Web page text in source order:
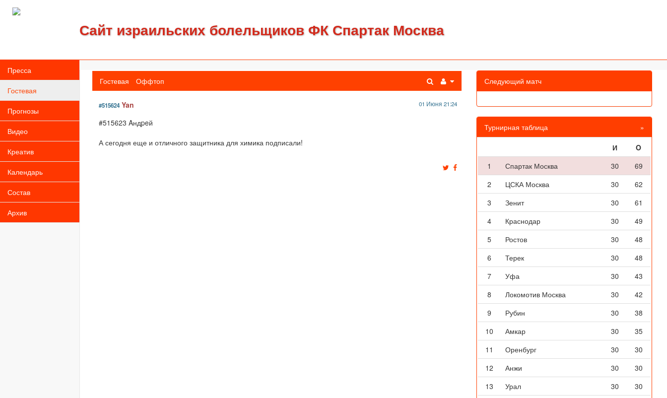
Сайт израильских болельщиков ФК Спартак Москва
Пресса
Гостевая
Прогнозы
Видео
Креатив
Календарь
Состав
Архив
Гостевая Оффтоп
#515624 Yan 01 Июня 21:24
#515623 Aндpeй
А сегодня еще и отличного защитника для химика подписали!
Следующий матч
Турнирная таблица »
И
O
1
Спартак Москва 30
69
2
ЦСКА Москва 30
62
3
Зенит 30
61
4
Краснодар 30
49
5
Ростов 30
48
6
Терек 30
48
7
Уфа 30
43
8
Локомотив Москва 30
42
9
Рубин 30
38
10
Амкар 30
35
11
Оренбург 30
30
12
Анжи 30
30
13
Урал 30
30